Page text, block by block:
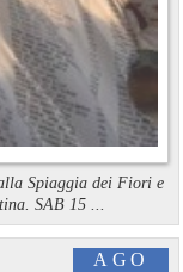
Spiaggia dei Fiori e
SAB 15 ...
AGO